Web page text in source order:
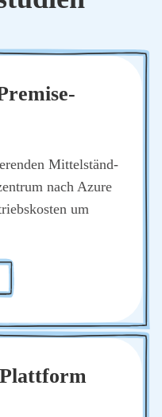
Mit­tel­ständ­
nach Azu­re
um